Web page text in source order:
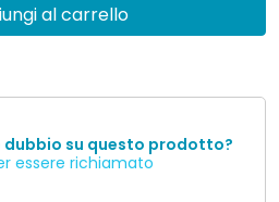
al carrello
dubbio su questo prodotto?
essere richiamato